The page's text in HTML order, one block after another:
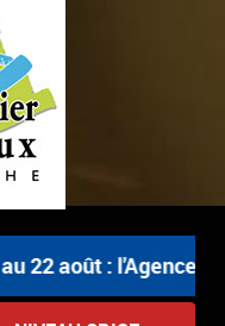
au 22 août : l'Agence